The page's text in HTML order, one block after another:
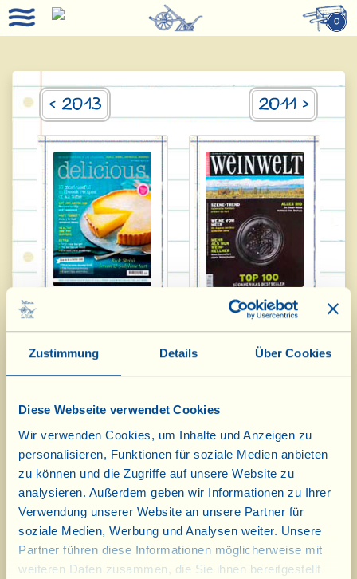
Zustimmung Details Über Cookies
Diese Webseite verwendet Cookies
Wir verwenden Cookies, um Inhalte und Anzeigen zu
personalisieren, Funktionen für soziale Medien anbieten
zu können und die Zugriffe auf unsere Website zu
analysieren. Außerdem geben wir Informationen zu Ihrer
Verwendung unserer Website an unsere Partner für
soziale Medien, Werbung und Analysen weiter. Unsere
Partner führen diese Informationen möglicherweise mit
weiteren Daten zusammen, die Sie ihnen bereitgestellt
0
< 2013 2011 >
Weinwelt 2012
Süddeutsche Zeitung
2012
Die Presse 2012